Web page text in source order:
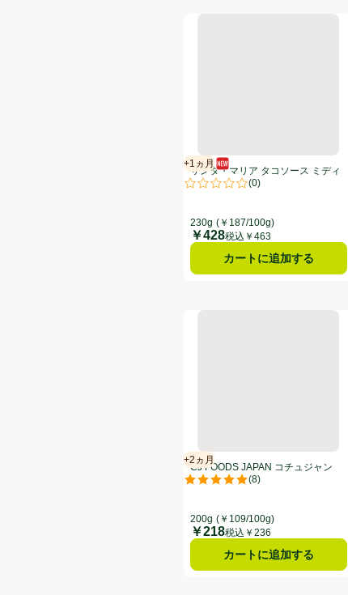
サンタ・マリア タコソース
+1ヵ月
賞味・消費期限保証：1ヵ月
新商品
(0)
評価は0件のレビューで5点中
サンタ・マリア タコソース ミディ
アム 230g
230g (￥187/100g)
価格
￥428税込￥463
カートに追加する
CJ FOODS JAPAN コチュジ
+2ヵ月
賞味・消費期限保証：2ヵ月
(8)
評価は8件のレビューで5点中
CJ FOODS JAPAN コチュジャン
200g
200g (￥109/100g)
価格
￥218税込￥236
カートに追加する